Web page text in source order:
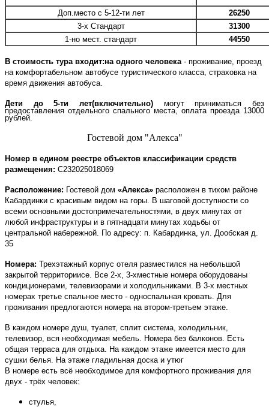
Доп.место с 5-12-ти лет
26250
3-х Стандарт
31300
1-но мест. стандарт
44550
В стоимость тура входит:на одного человека- проживание, проезд
на комфортабельном автобусе туристического класса, страховка на
время движения автобуса.
Дети до 5-ти лет(включительно) могут приниматься без
предоставления отдельного спального места, оплата проезда 13000
рублей.
Гостевой дом "Алекса"
Номер в едином реестре объектов классификации средств
размещения: С232025018069
Расположение: Гостевой дом «Алекса» расположен в тихом районе
Кабардинки с красивым видом на горы. В шаговой доступности со
всеми основными достопримечательностями, в двух минутах от
любой инфраструктуры и в пятнадцати минутах ходьбы от
центральной набережной. По адресу: п. Кабардинка, ул. Дообская д.
35
Номера: Трехэтажный корпус отеля разместился на небольшой
закрытой территориисе. Все 2-х, 3-хместные номера оборудованы
кондиционерами, телевизорами и холодильниками . В 3-х местных
номерах третье спальное место - односпальная кровать. Для
проживания предлогаются номера на втором-третьем этаже.
В каждом номере душ, туалет, сплит система, холодильник,
телевизор, вся необходимая мебель. Номера без балконов. Есть
общая терраса для отдыха. На каждом этаже имеется место для
сушки белья. На этаже гладильная доска и утюг
В номере есть всё необходимое для комфортного проживания для
двух - трёх человек:
стулья,